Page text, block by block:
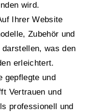
wird.
Ihrer Website
Zubehör und
was den
erleichtert.
gepflegte und
Vertrauen und
professionell und